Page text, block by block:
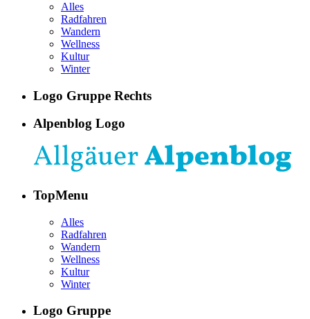
Alles
Radfahren
Wandern
Wellness
Kultur
Winter
Logo Gruppe Rechts
Alpenblog Logo
TopMenu
Alles
Radfahren
Wandern
Wellness
Kultur
Winter
Logo Gruppe